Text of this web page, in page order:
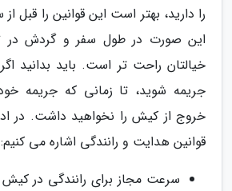
را دارید، بهتر است این قوانین را قبل
این صورت در طول سفر و گردش
خیالتان راحت تر است. باید بدانید
جریمه شوید، تا زمانی که جریمه خود
خروج از کیش را نخواهید داشت. در
قوانین هدایت و رانندگی اشاره می کنیم: